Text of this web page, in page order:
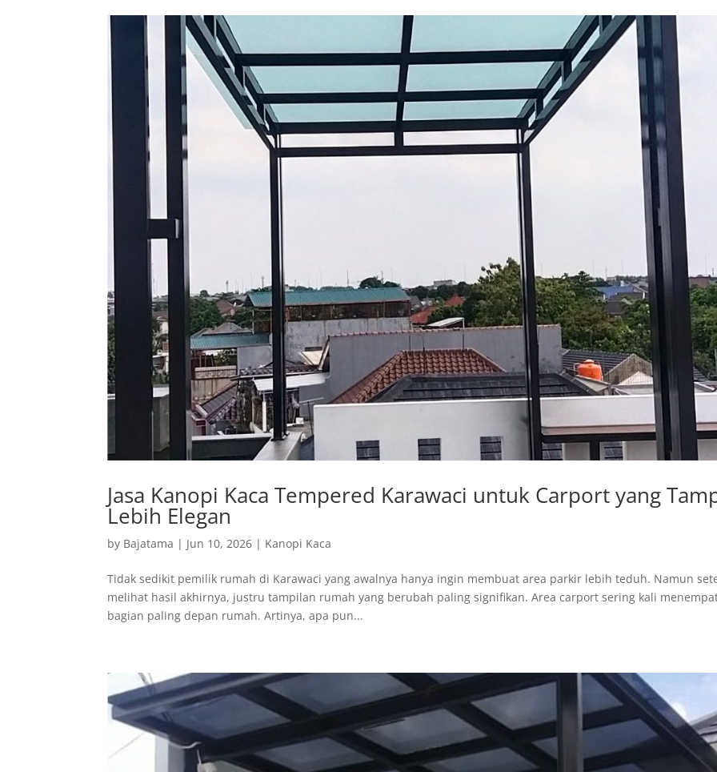
Jasa Kanopi Kaca Tempered Karawaci untuk Carport yang
Lebih Elegan
by Bajatama | Jun 10, 2026 | Kanopi Kaca
Tidak sedikit pemilik rumah di Karawaci yang awalnya hanya ingin membuat area parkir lebih teduh. Namun
melihat hasil akhirnya, justru tampilan rumah yang berubah paling signifikan. Area carport sering kali
bagian paling depan rumah. Artinya, apa pun...